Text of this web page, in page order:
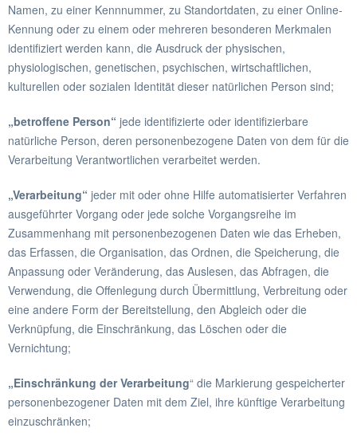
Namen, zu einer Kennnummer, zu Standortdaten, zu einer Online-
Kennung oder zu einem oder mehreren besonderen Merkmalen
identifiziert werden kann, die Ausdruck der physischen,
physiologischen, genetischen, psychischen, wirtschaftlichen,
kulturellen oder sozialen Identität dieser natürlichen Person sind;
„betroffene Person“ jede identifizierte oder identifizierbare
natürliche Person, deren personenbezogene Daten von dem für die
Verarbeitung Verantwortlichen verarbeitet werden.
„Verarbeitung“ jeder mit oder ohne Hilfe automatisierter Verfahren
ausgeführter Vorgang oder jede solche Vorgangsreihe im
Zusammenhang mit personenbezogenen Daten wie das Erheben,
das Erfassen, die Organisation, das Ordnen, die Speicherung, die
Anpassung oder Veränderung, das Auslesen, das Abfragen, die
Verwendung, die Offenlegung durch Übermittlung, Verbreitung oder
eine andere Form der Bereitstellung, den Abgleich oder die
Verknüpfung, die Einschränkung, das Löschen oder die
Vernichtung;
„Einschränkung der Verarbeitung“ die Markierung gespeicherter
personenbezogener Daten mit dem Ziel, ihre künftige Verarbeitung
einzuschränken;